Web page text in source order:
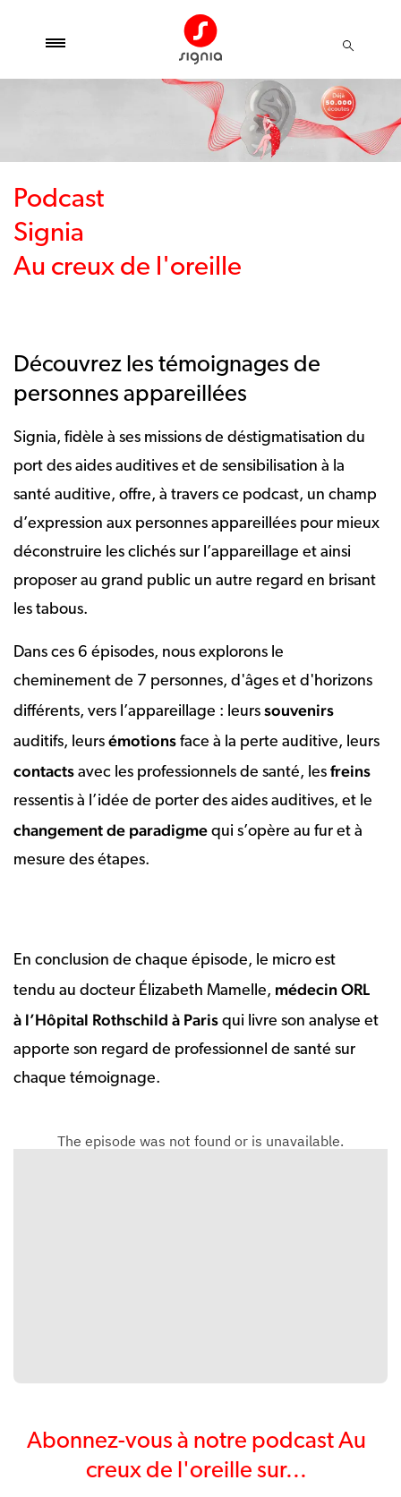
Podcast
Au creux de l'oreille
Découvrez les témoignages de
personnes appareillées
Signia, fidèle à ses missions de déstigmatisation du
port des aides auditives et de sensibilisation à la
santé auditive, offre, à travers ce podcast, un champ
d’expression aux personnes appareillées pour mieux
déconstruire les clichés sur l’appareillage et ainsi
proposer au grand public un autre regard en brisant
les tabous.
Dans ces 6 épisodes, nous explorons le
cheminement de 7 personnes, d'âges et d'horizons
différents, vers l’appareillage : leurs souvenirs
auditifs, leurs émotions face à la perte auditive, leurs
contacts avec les professionnels de santé, les freins
ressentis à l’idée de porter des aides auditives, et le
changement de paradigme qui s’opère au fur et à
mesure des étapes.
En conclusion de chaque épisode, le micro est
tendu au docteur Élizabeth Mamelle, médecin ORL
à l’Hôpital Rothschild à Paris qui livre son analyse et
apporte son regard de professionnel de santé sur
chaque témoignage.
Abonnez-vous à notre podcast Au
creux de l'oreille sur...